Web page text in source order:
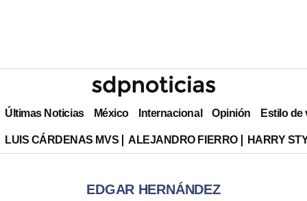
Últimas Noticias México Internacional Opinión Estilo de
LUIS CÁRDENAS MVS ALEJANDRO FIERRO HARRY
EDGAR HERNÁNDEZ